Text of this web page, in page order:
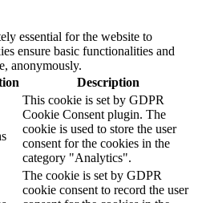
essential for the website to
ensure basic functionalities and
anonymously.
Description
This cookie is set by GDPR
Cookie Consent plugin. The
cookie is used to store the user
consent for the cookies in the
category "Analytics".
The cookie is set by GDPR
cookie consent to record the user